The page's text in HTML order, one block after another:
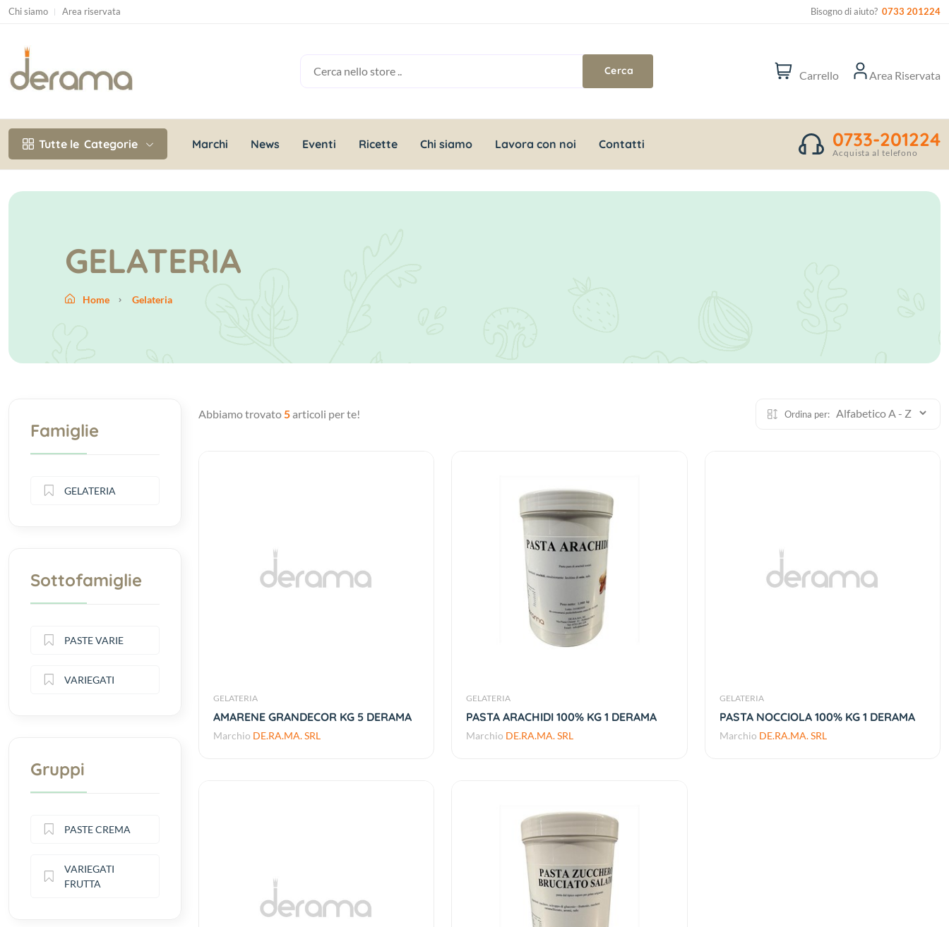
Chi siamo Area riservata Bisogno di aiuto? 0733 201224
Carrello Area Riservata
Tutte le Categorie Marchi News Eventi Ricette Chi siamo Lavora con noi Contatti 0733-201224
Acquista al telefono
GELATERIA
Home Gelateria
Abbiamo trovato 5articoli per te! Ordina per:
GELATERIA
AMARENE GRANDECOR KG 5 DERAMA
Marchio DE.RA.MA. SRL
GELATERIA
PASTA ARACHIDI 100% KG 1 DERAMA
Marchio DE.RA.MA. SRL
GELATERIA
PASTA NOCCIOLA 100% KG 1 DERAMA
Marchio DE.RA.MA. SRL
Famiglie
GELATERIA
Sottofamiglie
PASTE VARIE
VARIEGATI
Gruppi
PASTE CREMA
VARIEGATI
FRUTTA